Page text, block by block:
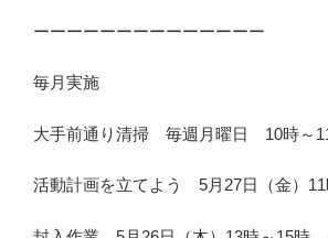
ーーーーーーーーーーーーーー
毎月実施
大手前通り清掃 毎週月曜日 10時～
活動計画を立てよう 5月27日（金）11